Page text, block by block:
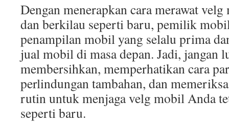
Dengan menerapkan cara merawat
dan berkilau seperti baru, pemilik
penampilan mobil yang selalu prima
jual mobil di masa depan. Jadi, jangan
membersihkan, memperhatikan cara
perlindungan tambahan, dan
rutin untuk menjaga velg mobil Anda
seperti baru.